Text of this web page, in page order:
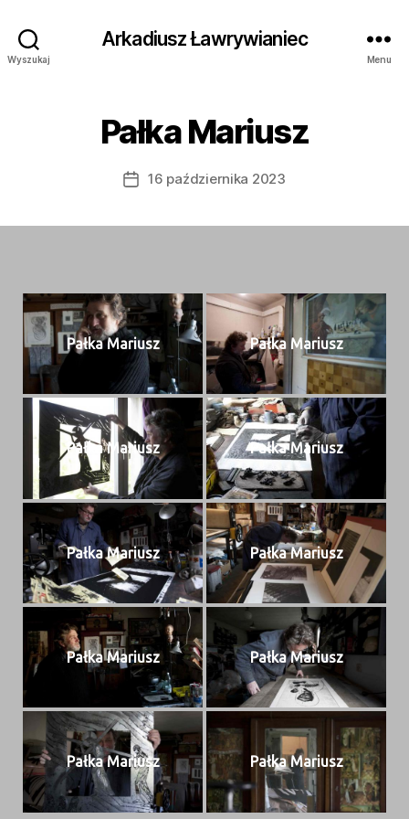
Wyszukaj
Arkadiusz Ławrywianiec
Menu
Pałka Mariusz
Data16 października 2023
Pał­ka Mariusz Pał­ka Mariusz
Pał­ka Mariusz Pał­ka Mariusz
Pał­ka Mariusz Pał­ka Mariusz
Pał­ka Mariusz Pał­ka Mariusz
Pał­ka Mariusz Pał­ka Mariusz